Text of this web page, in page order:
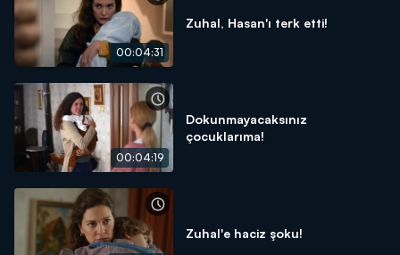
00:04:31
Zuhal, Hasan'ı terk etti!
00:04:19
Dokunmayacaksınız
çocuklarıma!
Zuhal'e haciz şoku!